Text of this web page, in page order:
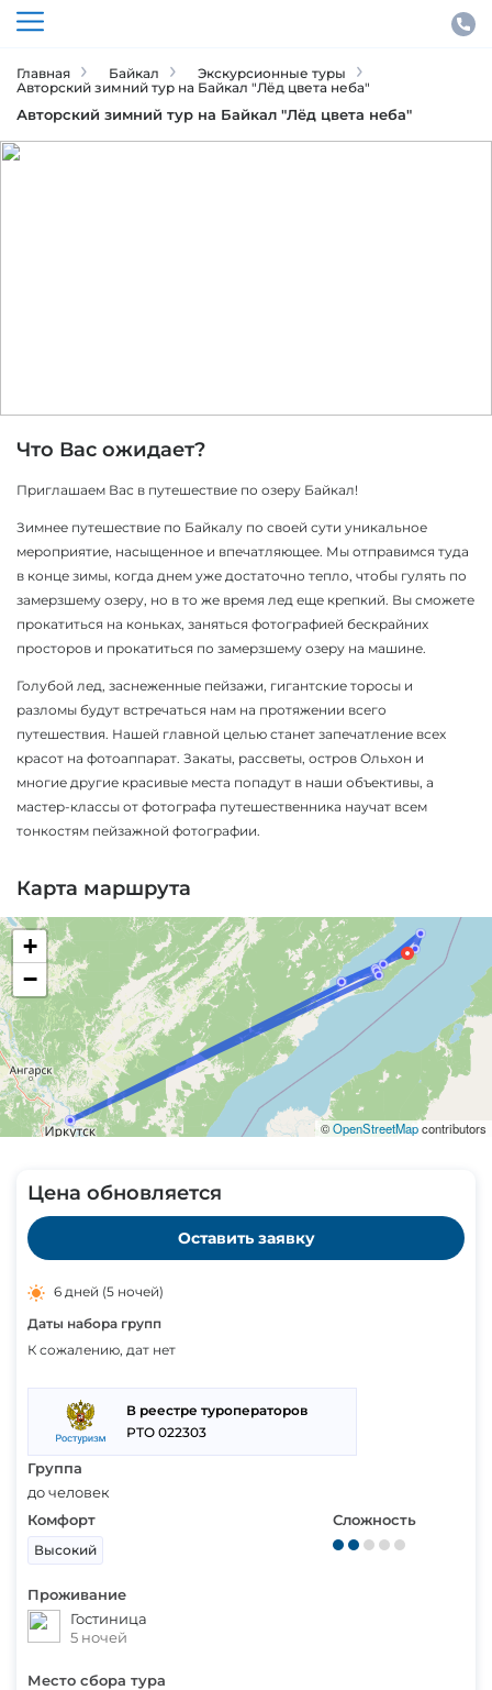
Главная Байкал
Экскурсионные туры
Авторский зимний тур на Байкал "Лёд цвета неба"
Авторский зимний тур на Байкал "Лёд цвета неба"
Что Вас ожидает?
Приглашаем Вас в путешествие по озеру Байкал!
Зимнее путешествие по Байкалу по своей сути уникальное
мероприятие, насыщенное и впечатляющее. Мы отправимся туда
в конце зимы, когда днем уже достаточно тепло, чтобы гулять по
замерзшему озеру, но в то же время лед еще крепкий. Вы сможете
прокатиться на коньках, заняться фотографией бескрайних
просторов и прокатиться по замерзшему озеру на машине.
Голубой лед, заснеженные пейзажи, гигантские торосы и
разломы будут встречаться нам на протяжении всего
путешествия. Нашей главной целью станет запечатление всех
красот на фотоаппарат. Закаты, рассветы, остров Ольхон и
многие другие красивые места попадут в наши объективы, а
мастер-классы от фотографа путешественника научат всем
тонкостям пейзажной фотографии.
Карта маршрута
+
−
©OpenStreetMapcontributors
Цена обновляется
Оставить заявку
6 дней (5 ночей)
Даты набора групп
К сожалению, дат нет
В реестре туроператоров
РТО 022303
Группа
до человек
Комфорт
Высокий
Сложность
Проживание
Гостиница
5 ночей
Место сбора тура